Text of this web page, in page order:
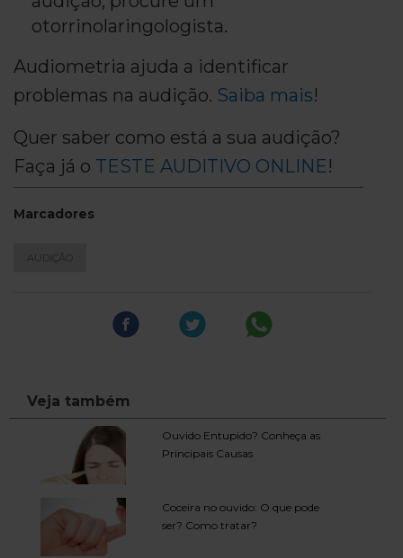
otorrinolaringologista.
Audiometria ajuda a identificar
problemas na audição. Saiba mais!
Quer saber como está a sua audição?
Faça já o TESTE AUDITIVO ONLINE!
Marcadores
AUDIÇÃO
Ouvido Entupido? Conheça as
Principais Causas
Coceira no ouvido: O que pode
ser? Como tratar?
Veja também